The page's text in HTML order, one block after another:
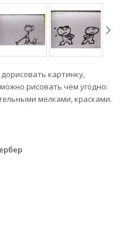
картинку,
рисовать чем угодно:
мелками, красками.